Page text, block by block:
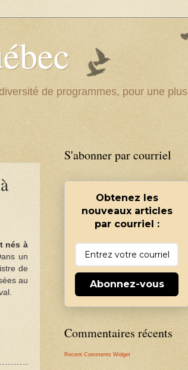
de programmes, pour une plus
nés à
un
de
au
S'abonner par courriel
Obtenez les
nouveaux articles
par courriel :
Abonnez-vous
Commentaires récents
Recent Comments Widget